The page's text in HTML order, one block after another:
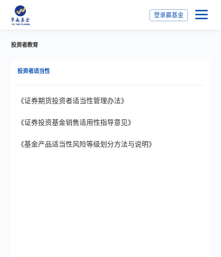
登录赢基金
投资者教育
投资者适当性
《证券期货投资者适当性管理办法》
《证券投资基金销售适用性指导意见》
《基金产品适当性风险等级划分方法与说明》